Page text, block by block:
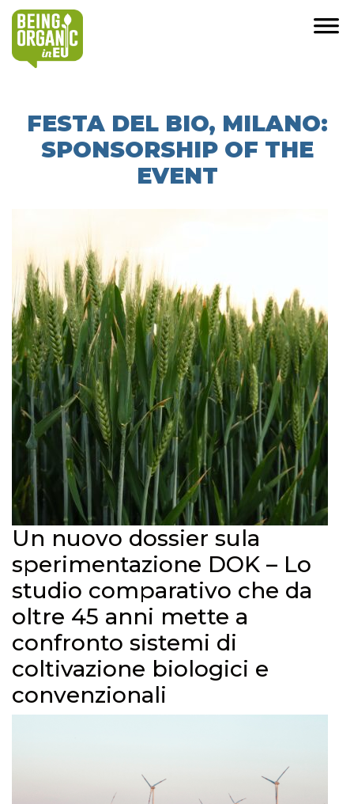
FESTA DEL BIO, MILANO:
SPONSORSHIP OF THE
EVENT
Un nuovo dossier sula
sperimentazione DOK – Lo
studio comparativo che da
oltre 45 anni mette a
confronto sistemi di
coltivazione biologici e
convenzionali